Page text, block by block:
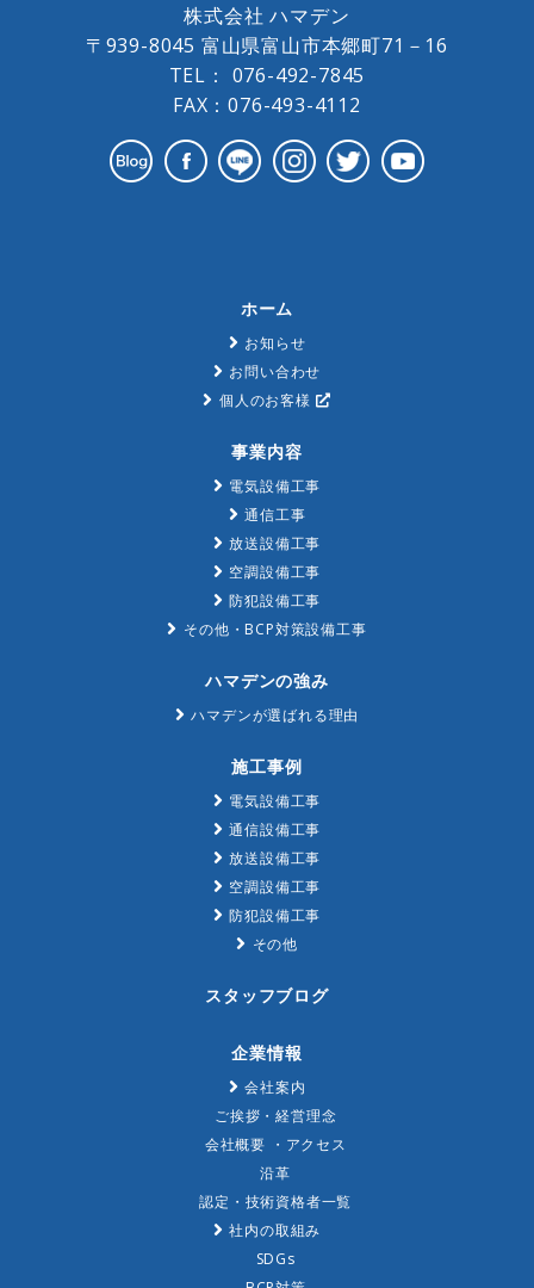
株式会社 ハマデン
〒939-8045 富山県富山市本郷町71－16
TEL： 076-492-7845
FAX：076-493-4112
ホーム
お知らせ
お問い合わせ
個人のお客様
事業内容
電気設備工事
通信工事
放送設備工事
空調設備工事
防犯設備工事
その他・BCP対策設備工事
ハマデンの強み
ハマデンが選ばれる理由
施工事例
電気設備工事
通信設備工事
放送設備工事
空調設備工事
防犯設備工事
その他
スタッフブログ
企業情報
会社案内
ご挨拶・経営理念
会社概要 ・アクセス
沿革
認定・技術資格者一覧
社内の取組み
SDGs